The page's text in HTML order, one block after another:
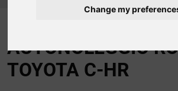
AUTONOLEGGIO
TOYOTA C-HR
Change my